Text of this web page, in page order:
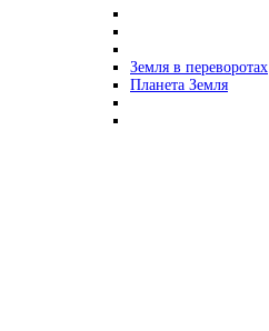
Земля в переворотах
Планета Земля